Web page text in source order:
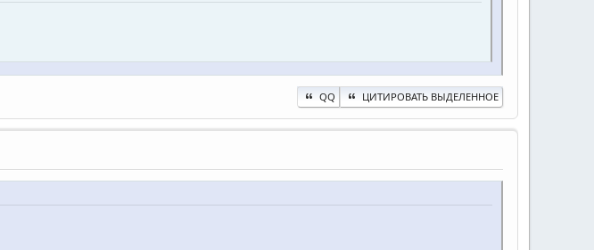
QQ ЦИТИРОВАТЬ ВЫДЕЛЕННОЕ